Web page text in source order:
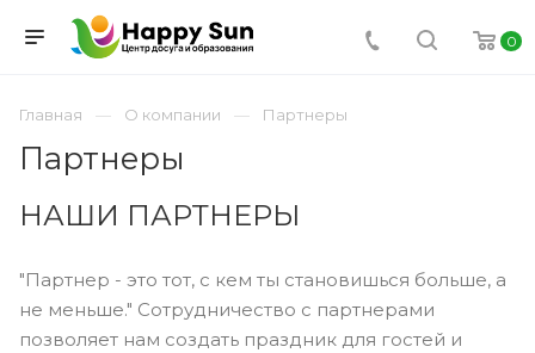
0
Главная О компании Партнеры
Партнеры
НАШИ ПАРТНЕРЫ
"Партнер - это тот, с кем ты становишься больше, а
не меньше." Сотрудничество с партнерами
позволяет нам создать праздник для гостей и